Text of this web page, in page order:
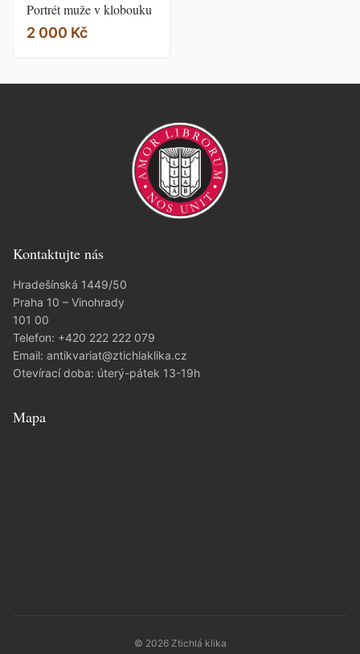
Portrét muže v klobouku
2 000 Kč
Kontaktujte nás
Hradešínská 1449/50
Praha 10 – Vinohrady
101 00
Telefon: +420 222 222 079
Email: antikvariat@ztichlaklika.cz
Otevírací doba: úterý-pátek 13-19h
Mapa
© 2026 Ztichlá klika